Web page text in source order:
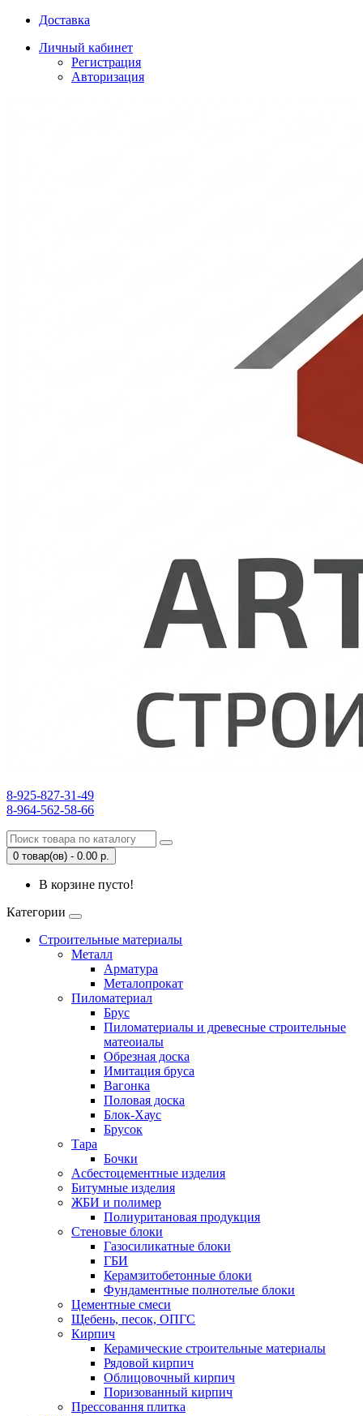
Доставка
Личный кабинет
Регистрация
Авторизация
8-925-827-31-49
8-964-562-58-66
0 товар(ов) - 0.00 р.
В корзине пусто!
Категории
Строительные материалы
Металл
Арматура
Металопрокат
Пиломатериал
Брус
Пиломатериалы и древесные строительные
матеоиалы
Обрезная доска
Имитация бруса
Вагонка
Половая доска
Блок-Хаус
Брусок
Тара
Бочки
Асбестоцементные изделия
Битумные изделия
ЖБИ и полимер
Полиуритановая продукция
Стеновые блоки
Газосиликатные блоки
ГБИ
Керамзитобетонные блоки
Фундаментные полнотелые блоки
Цементные смеси
Щебень, песок, ОПГС
Кирпич
Керамические строительные материалы
Рядовой кирпич
Облицовочный кирпич
Поризованный кирпич
Прессовання плитка